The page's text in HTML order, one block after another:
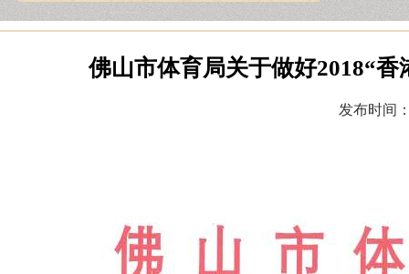
佛山市体育局关于做好2018“
发布时间